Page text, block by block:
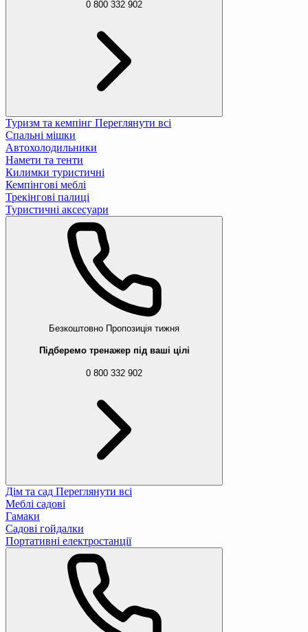
0 800 332 902
Туризм та кемпінг Переглянути всі
Спальні мішки
Автохолодильники
Намети та тенти
Килимки туристичні
Кемпінгові меблі
Трекінгові палиці
Туристичні аксесуари
Безкоштовно Пропозиція тижня
Підберемо тренажер під ваші цілі
0 800 332 902
Дім та сад Переглянути всі
Меблі садові
Гамаки
Садові гойдалки
Портативні електростанції